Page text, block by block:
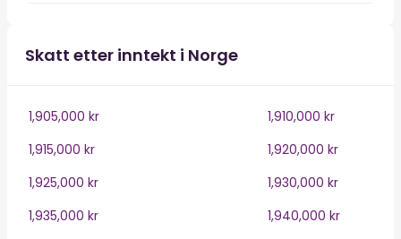
Skatt etter inntekt i Norge
1,905,000 kr
1,910,000 kr
1,915,000 kr
1,920,000 kr
1,925,000 kr
1,930,000 kr
1,935,000 kr
1,940,000 kr